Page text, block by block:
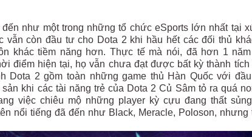
như một trong những tổ chức eSports lớn nhất tại
vẫn còn đầu tư cho Dota 2 khi hầu hết các đối thủ
khác tiềm năng hơn. Thực tế mà nói, đã hơn 1
điểm hiện tại, họ vẫn chưa đạt được bất kỳ thành
Dota 2 gồm toàn những game thủ Hàn Quốc với
sản khi các tài năng trẻ của Dota 2 Củ Sâm tỏ ra quá
việc chiêu mộ những player kỳ cựu đang thất
nổi tiếng đã đến như Black, Meracle, Poloson,